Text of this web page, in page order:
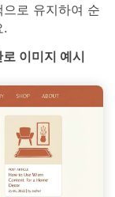
로 유지하여 순
.
이미지 예시